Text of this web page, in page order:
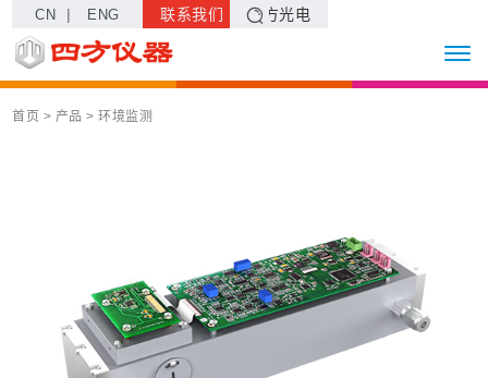
CN | ENG 联系我们 四方光电
首页 > 产品 >环境监测